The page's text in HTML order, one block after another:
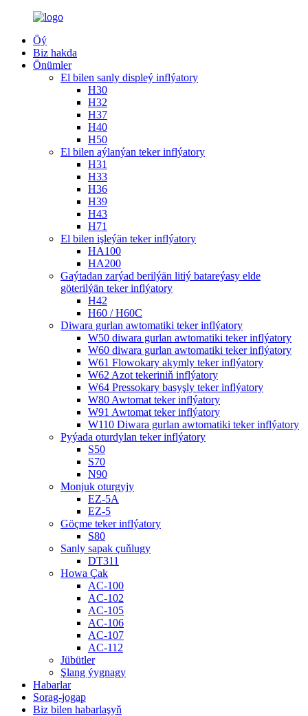
Öý
Biz hakda
Önümler
El bilen sanly displeý inflýatory
H30
H32
H37
H40
H50
El bilen aýlanýan teker inflýatory
H31
H33
H36
H39
H43
H71
El bilen işleýän teker inflýatory
HA100
HA200
Gaýtadan zarýad berilýän litiý batareýasy elde
göterilýän teker inflýatory
H42
H60 / H60C
Diwara gurlan awtomatiki teker inflýatory
W50 diwara gurlan awtomatiki teker inflýatory
W60 diwara gurlan awtomatiki teker inflýatory
W61 Flowokary akymly teker inflýatory
W62 Azot tekeriniň inflýatory
W64 Pressokary basyşly teker inflýatory
W80 Awtomat teker inflýatory
W91 Awtomat teker inflýatory
W110 Diwara gurlan awtomatiki teker inflýatory
Pyýada oturdylan teker inflýatory
S50
S70
N90
Monjuk oturgyjy
EZ-5A
EZ-5
Göçme teker inflýatory
S80
Sanly sapak çuňlugy
DT311
Howa Çak
AC-100
AC-102
AC-105
AC-106
AC-107
AC-112
Jübütler
Şlang ýygnagy
Habarlar
Sorag-jogap
Biz bilen habarlaşyň